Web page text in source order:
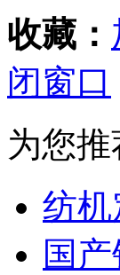
收藏：
闭窗口
为您
纺
国